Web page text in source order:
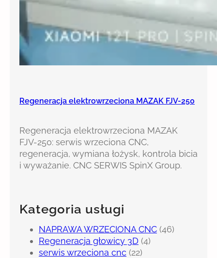
Regeneracja elektrowrzeciona MAZAK FJV-250
Regeneracja elektrowrzeciona MAZAK
FJV-250: serwis wrzeciona CNC,
regeneracja, wymiana łożysk, kontrola bicia
i wyważanie. CNC SERWIS SpinX Group.
Kategoria usługi
NAPRAWA WRZECIONA CNC (46)
Regeneracja głowicy 3D (4)
serwis wrzeciona cnc (22)